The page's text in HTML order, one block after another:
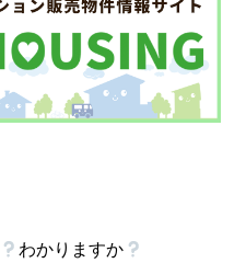
わかりますか